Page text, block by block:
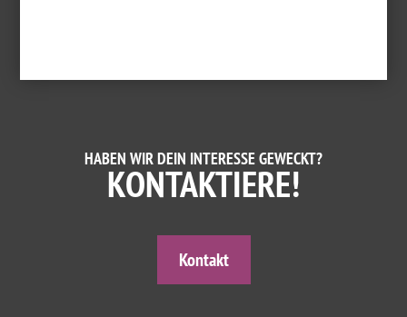
HABEN WIR DEIN INTERESSE GEWECKT?
KONTAKTIERE!
Kontakt